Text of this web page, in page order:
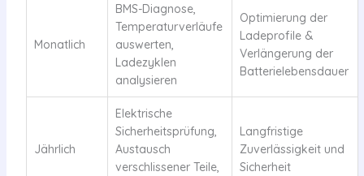
Monatlich
BMS-Diagnose,
Temperaturverläufe
auswerten,
Ladezyklen
analysieren
Optimierung der
Ladeprofile &
Verlängerung der
Batterielebensdauer
Jährlich
Elektrische
Sicherheitsprüfung,
Austausch
verschlissener Teile,
Langfristige
Zuverlässigkeit und
Sicherheit